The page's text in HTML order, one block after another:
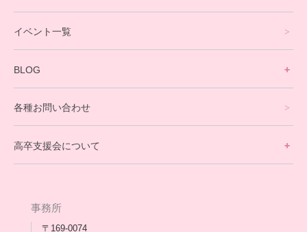
就労支援コース
英会話・海外留学コース
寮生活サポート
卒業生の今
アウトリーチ支援
[家庭訪問カウンセリング]
イベント一覧
BLOG
保護者交流だより一覧
会長コラム一覧
各種お問い合わせ
高卒支援会について
メディア出演
事務所
〒169-0074